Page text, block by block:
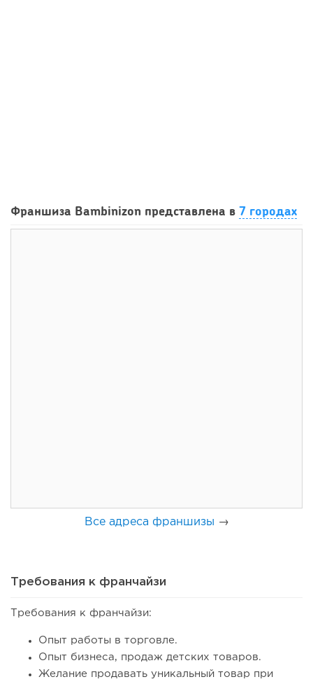
2026 году:...
109
модели производства...
Франшиза Bambinizon представлена в 7 городах
Все адреса франшизы →
Требования к франчайзи
Требования к франчайзи:
Опыт работы в торговле.
Опыт бизнеса, продаж детских товаров.
Желание продавать уникальный товар при